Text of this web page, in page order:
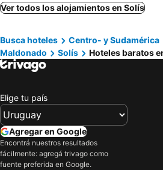
Gran Colonial Riviera
Hotel Tamariz
Hotel Palace Piriápolis
Hotel
Hotel Rex
Hotel City Piriápolis
Terrazas De Punta Colorada
Hotel San Sebastián
DUNAS DEL ESTE - Punta Colorada
Ver todos los alojamientos en Solís
Busca hoteles Centro- y Sudamérica
Maldonado
Solís Hoteles baratos
Elige tu país
Agregar en Google
Encontrá nuestros resultados
fácilmente: agregá trivago como
fuente preferida en Google.